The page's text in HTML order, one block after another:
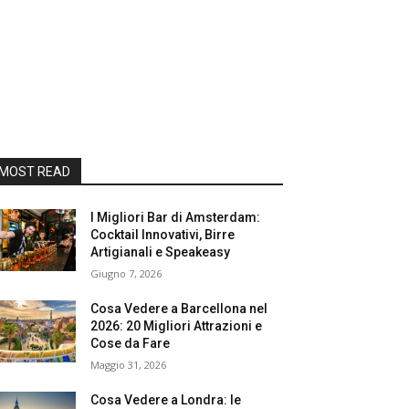
READ
I Migliori Bar di Amsterdam:
Cocktail Innovativi, Birre
Artigianali e Speakeasy
Giugno 7, 2026
Cosa Vedere a Barcellona nel
2026: 20 Migliori Attrazioni e
Cose da Fare
Maggio 31, 2026
Cosa Vedere a Londra: le